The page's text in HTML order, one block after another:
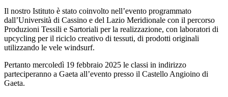
Il nostro Istituto è stato coinvolto nell’evento programmato
dall’Università di Cassino e del Lazio Meridionale con il percorso
Produzioni Tessili e Sartoriali per la realizzazione, con laboratori di
upcycling per il riciclo creativo di tessuti, di prodotti originali
utilizzando le vele windsurf.
Pertanto mercoledì 19 febbraio 2025 le classi in indirizzo
parteciperanno a Gaeta all’evento presso il Castello Angioino di
Gaeta.